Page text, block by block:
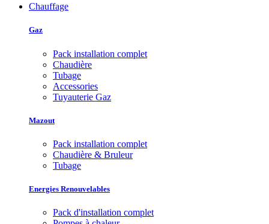
Chauffage
Gaz
Pack installation complet
Chaudière
Tubage
Accessories
Tuyauterie Gaz
Mazout
Pack installation complet
Chaudière & Bruleur
Tubage
Energies Renouvelables
Pack d'installation complet